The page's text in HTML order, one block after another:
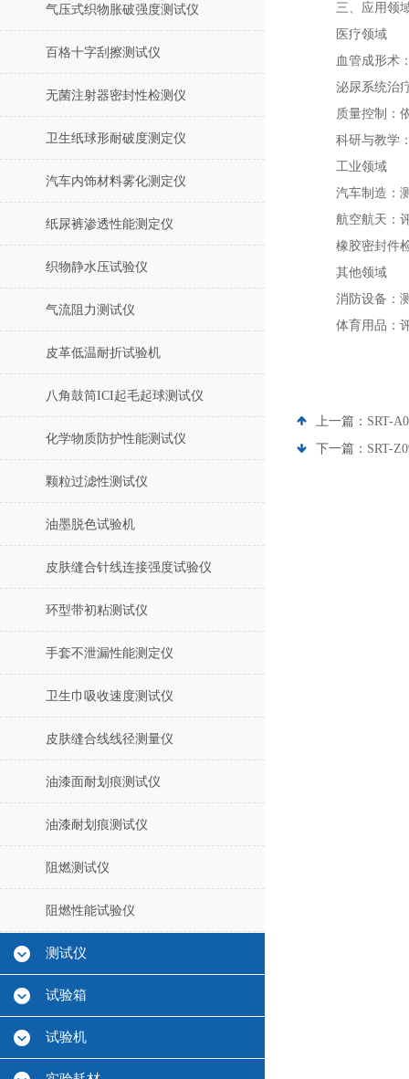
气压式织物胀破强度测试仪
百格十字刮擦测试仪
无菌注射器密封性检测仪
卫生纸球形耐破度测定仪
汽车内饰材料雾化测定仪
纸尿裤渗透性能测定仪
织物静水压试验仪
气流阻力测试仪
皮革低温耐折试验机
八角鼓筒ICI起毛起球测试仪
化学物质防护性能测试仪
颗粒过滤性测试仪
油墨脱色试验机
皮肤缝合针线连接强度试验仪
环型带初粘测试仪
手套不泄漏性能测定仪
卫生巾吸收速度测试仪
皮肤缝合线线径测量仪
油漆面耐划痕测试仪
油漆耐划痕测试仪
阻燃测试仪
阻燃性能试验仪
测试仪
试验箱
试验机
三、应用领
医疗领域
血管成形术
泌尿系统治
质量控制：
科研与教学
工业领域
汽车制造：
航空航天：
橡胶密封件
其他领域
消防设备：
体育用品：
上一篇： SRT-
下一篇： SRT-